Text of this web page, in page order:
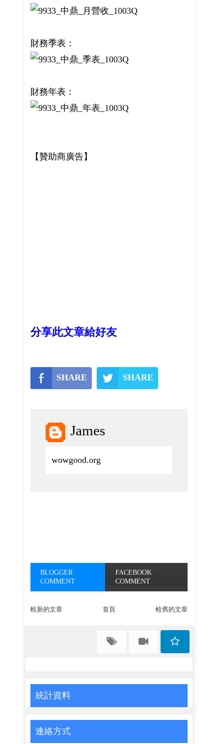
財務季表：
財務年表：
【贊助商廣告】
分享此文章給好友
SHARE SHARE
James
wowgood.org
BLOGGER
COMMENT
FACEBOOK
COMMENT
較新的文章 較舊的文章
首頁
統計資料
連絡方式